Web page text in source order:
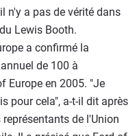
n'y a pas de vérité dans
Lewis Booth.
a confirmé la
de 100 à
Europe en 2005. "Je
pour cela", a-t-il dit après
de l'Union